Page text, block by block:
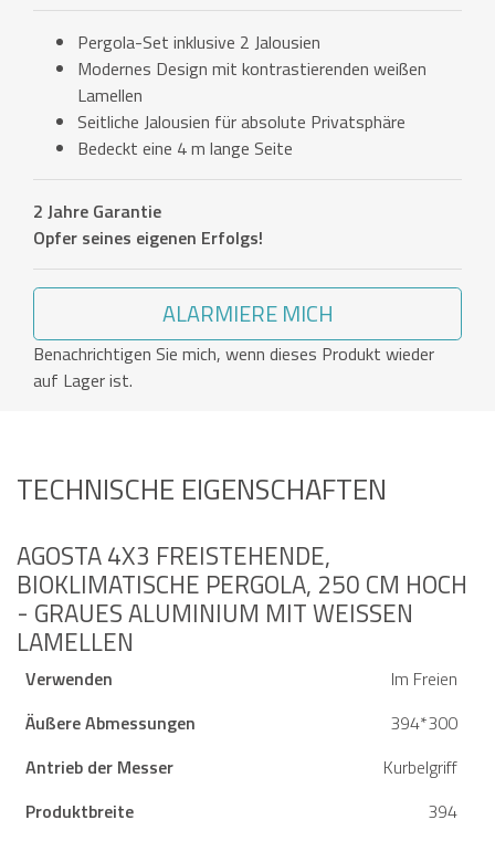
Pergola-Set inklusive 2 Jalousien
Modernes Design mit kontrastierenden weißen
Lamellen
Seitliche Jalousien für absolute Privatsphäre
Bedeckt eine 4 m lange Seite
2 Jahre Garantie
Opfer seines eigenen Erfolgs!
ALARMIERE MICH
Benachrichtigen Sie mich, wenn dieses Produkt wieder
auf Lager ist.
TECHNISCHE EIGENSCHAFTEN
AGOSTA 4X3 FREISTEHENDE,
BIOKLIMATISCHE PERGOLA, 250 CM HOCH
- GRAUES ALUMINIUM MIT WEISSEN L
AMELLEN
Verwenden
Im Freien
Äußere Abmessungen
394*300
Antrieb der Messer
Kurbelgriff
Produktbreite
394